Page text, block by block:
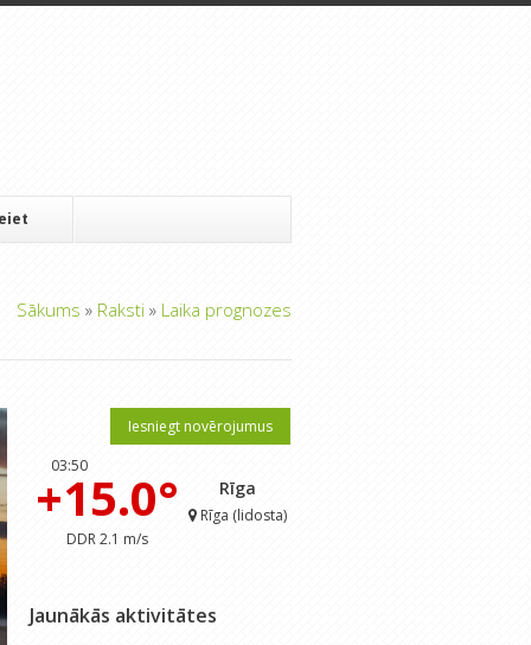
Sākums » Raksti » Laika prognozes
Iesniegt novērojumus
03:50
+15.0°
DDR 2.1 m/s
Rīga
Rīga (lidosta)
Jaunākās aktivitātes